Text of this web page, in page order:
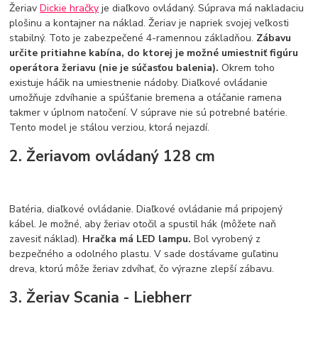
ŽeriavDickie hračky je diaľkovo ovládaný. Súprava má nakladaciu
plošinu a kontajner na náklad. Žeriav je napriek svojej veľkosti
stabilný. Toto je zabezpečené 4-ramennou základňou. Zábavu
určite pritiahne kabína, do ktorej je možné umiestniť figúru
operátora žeriavu (nie je súčasťou balenia).Okrem toho
existuje háčik na umiestnenie nádoby. Diaľkové ovládanie
umožňuje zdvíhanie a spúšťanie bremena a otáčanie ramena
takmer v úplnom natočení. V súprave nie sú potrebné batérie.
Tento model je stálou verziou, ktorá nejazdí.
2. Žeriavom ovládaný 128 cm
Batéria, diaľkové ovládanie. Diaľkové ovládanie má pripojený
kábel. Je možné, aby žeriav otočil a spustil hák (môžete naň
zavesiť náklad). Hračka má LED lampu.Bol vyrobený z
bezpečného a odolného plastu. V sade dostávame guľatinu
dreva, ktorú môže žeriav zdvíhať, čo výrazne zlepší zábavu.
3. Žeriav Scania - Liebherr